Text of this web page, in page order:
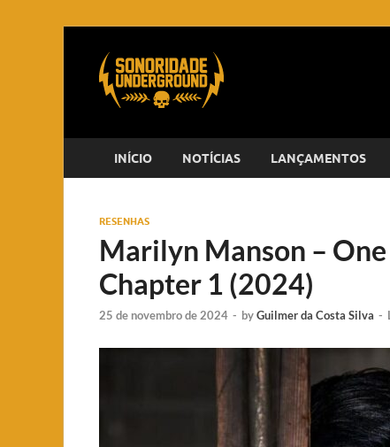
INÍCIO NOTÍCIAS LANÇAMENTOS
RESENHAS
Marilyn Manson –
Chapter 1 (2024)
25 de novembro de 2024 - byGuilmer da Costa Silva -